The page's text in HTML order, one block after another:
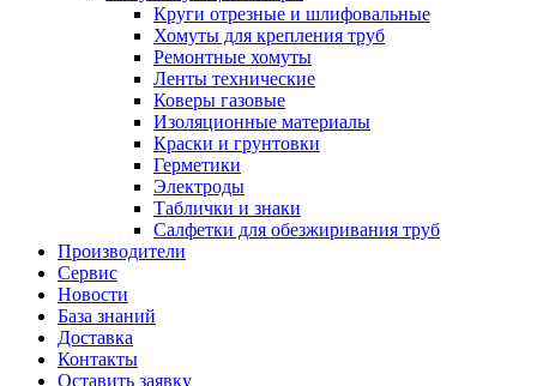
Круги отрезные и шлифовальные
Хомуты для крепления труб
Ремонтные хомуты
Ленты технические
Коверы газовые
Изоляционные материалы
Краски и грунтовки
Герметики
Электроды
Таблички и знаки
Салфетки для обезжиривания труб
Производители
Сервис
Новости
База знаний
Доставка
Контакты
Оставить заявку